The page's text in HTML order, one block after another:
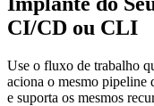
CI/CD ou CLI
Use o fluxo de trabalho
aciona o mesmo pipeline
e suporta os mesmos